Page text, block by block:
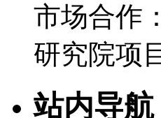
市场合作
研究院项
站内导航